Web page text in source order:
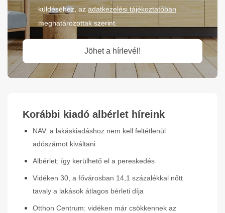
küldéséhez, azadatkezelési tájékoztatóban
meghatározottak szerint.
Jöhet a hírlevél!
Korábbi kiadó albérlet híreink
NAV: a lakáskiadáshoz nem kell feltétlenül
adószámot kiváltani
Albérlet: így kerülhető el a pereskedés
Vidéken 30, a fővárosban 14,1 százalékkal nőtt
tavaly a lakások átlagos bérleti díja
Otthon Centrum: vidéken már csökkennek az